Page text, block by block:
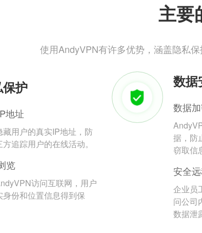
主要
使用AndyVPN有许多优势，涵盖隐私
护
地址
藏用户的真实IP地址，防
方追踪用户的在线活动。
览
访问互联网，用户
身份和位置信息得到保
数据
数据
据，防
窃取信
安全
企业员
问公司
数据泄